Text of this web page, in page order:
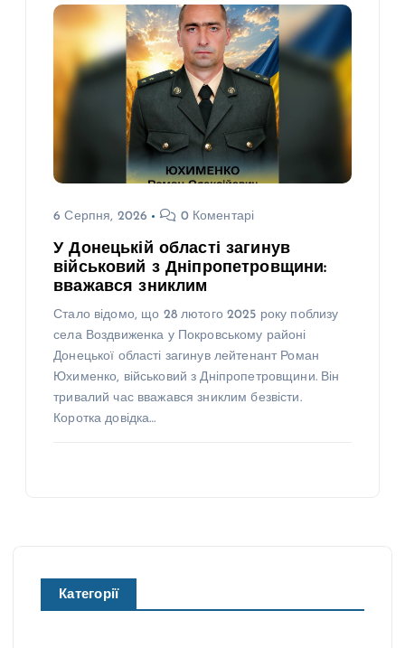
6 Серпня, 2026 0 Коментарі
У Донецькій області загинув
військовий з Дніпропетровщини:
вважався зниклим
Стало відомо, що 28 лютого 2025 року поблизу
села Воздвиженка у Покровському районі
Донецької області загинув лейтенант Роман
Юхименко, військовий з Дніпропетровщини. Він
тривалий час вважався зниклим безвісти.
Коротка довідка…
Категорії